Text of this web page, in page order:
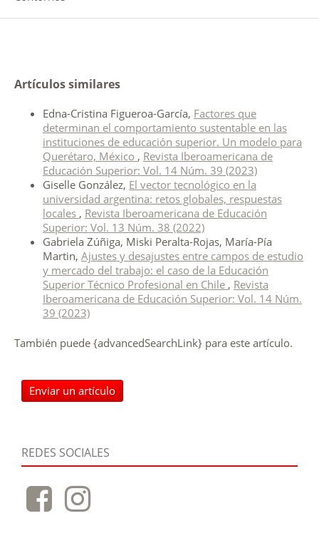
Artículos similares
Edna-Cristina Figueroa-García, Factores que
determinan el comportamiento sustentable en las
instituciones de educación superior. Un modelo para
Querétaro, México , Revista Iberoamericana de
Educación Superior: Vol. 14 Núm. 39 (2023)
Giselle González, El vector tecnológico en la
universidad argentina: retos globales, respuestas
locales , Revista Iberoamericana de Educación
Superior: Vol. 13 Núm. 38 (2022)
Gabriela Zúñiga, Miski Peralta-Rojas, María-Pía
Martin, Ajustes y desajustes entre campos de estudio
y mercado del trabajo: el caso de la Educación
Superior Técnico Profesional en Chile , Revista
Iberoamericana de Educación Superior: Vol. 14 Núm.
39 (2023)
También puede {advancedSearchLink} para este artículo.
Enviar un artículo
REDES SOCIALES